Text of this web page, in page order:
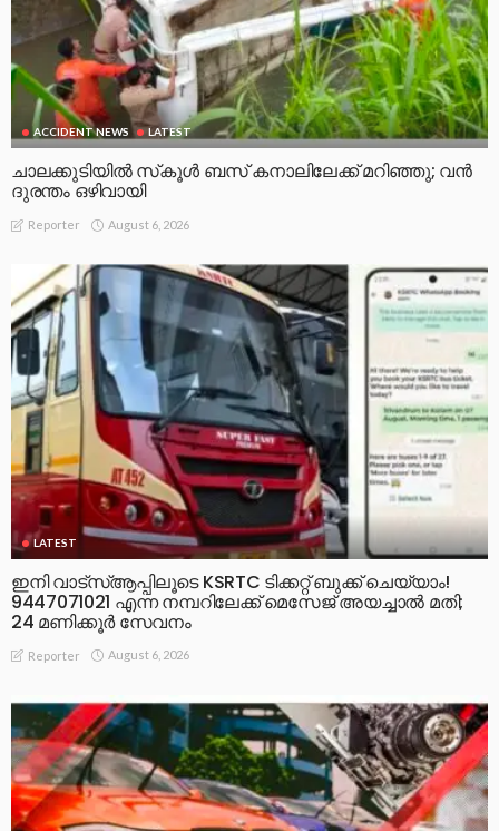
ACCIDENT NEWS LATEST
ചാലക്കുടിയിൽ സ്‌കൂൾ ബസ് കനാലിലേക്ക് മറിഞ്ഞു; വൻ
ദുരന്തം ഒഴിവായി
Reporter August 6, 2026
LATEST
ഇനി വാട്‌സ്ആപ്പിലൂടെ KSRTC ടിക്കറ്റ് ബുക്ക് ചെയ്യാം!
9447071021 എന്ന നമ്പറിലേക്ക് മെസേജ് അയച്ചാൽ മതി;
24 മണിക്കൂർ സേവനം
Reporter August 6, 2026